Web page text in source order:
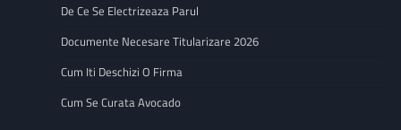
De Ce Se Electrizeaza Parul
Documente Necesare Titularizare 2026
Cum Iti Deschizi O Firma
Cum Se Curata Avocado